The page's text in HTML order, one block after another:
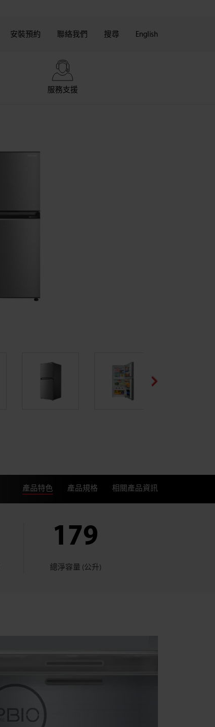
服務支援
安裝預約 聯絡我們 搜尋 English
產品特色 產品規格 相關產品資訊
179
總淨容量 (公升)